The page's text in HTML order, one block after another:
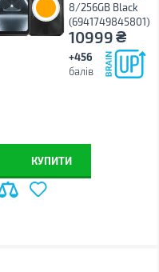
8/256GB Black
(6941749845801)
10999₴
+456
балів
КУПИТИ